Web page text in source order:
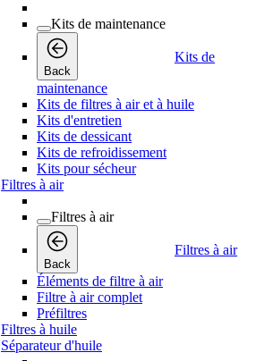
Kits de maintenance
Back
Kits de
maintenance
Kits de filtres à air et à huile
Kits d'entretien
Kits de dessicant
Kits de refroidissement
Kits pour sécheur
Filtres à air
Filtres à air
Back
Filtres à air
Éléments de filtre à air
Filtre à air complet
Préfiltres
Filtres à huile
Séparateur d'huile